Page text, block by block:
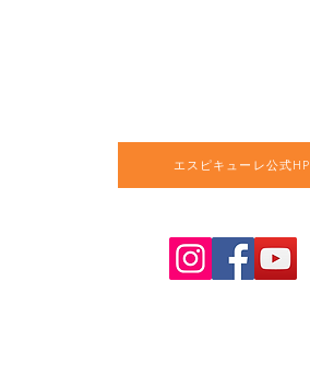
エスピキューレ公式HP